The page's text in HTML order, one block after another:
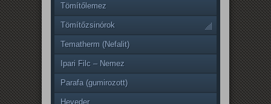
Tömítőlemez
Tömítőzsinórok
Tematherm (Nefalit)
Ipari Filc – Nemez
Parafa (gumirozott)
Heveder